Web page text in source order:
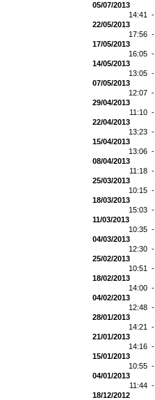
05/07/2013
14:41 -
22/05/2013
17:56 -
17/05/2013
16:05 -
14/05/2013
13:05 -
07/05/2013
12:07 -
29/04/2013
11:10 -
22/04/2013
13:23 -
15/04/2013
13:06 -
08/04/2013
11:18 -
25/03/2013
10:15 -
18/03/2013
15:03 -
11/03/2013
10:35 -
04/03/2013
12:30 -
25/02/2013
10:51 -
18/02/2013
14:00 -
04/02/2013
12:48 -
28/01/2013
14:21 -
21/01/2013
14:16 -
15/01/2013
10:55 -
04/01/2013
11:44 -
18/12/2012